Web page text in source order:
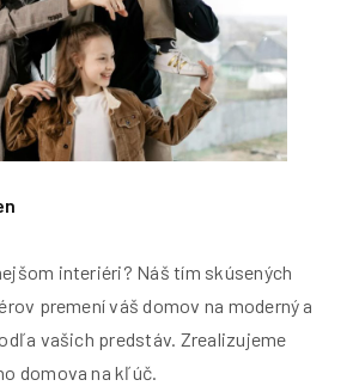
interiéri? Náš tím skúsených
premení váš domov na moderný a
vašich predstáv. Zrealizujeme
domova na kľúč.